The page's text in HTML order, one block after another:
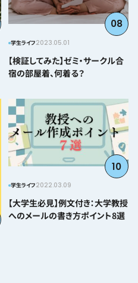
08
学生ライフ2023.05.01
【検証してみた】ゼミ・サークル合
宿の部屋着、何着る？
10
学生ライフ2022.03.09
【大学生必見】例文付き：大学教授
へのメールの書き方ポイント8選